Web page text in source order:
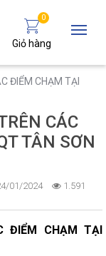
0
Giỏ hàng
ĐIỂM CHẠM TẠI
CÁC
TÂN SƠN
01/2024
1.591
ĐIỂM CHẠM TẠI